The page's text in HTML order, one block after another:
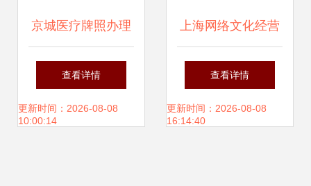
京城医疗牌照办理
全解析 从代办到变
更的一站式法则
查看详情
更新时间：2026-08-08
10:00:14
上海网络文化经营
许可证办理条件详
解
查看详情
更新时间：2026-08-08
16:14:40